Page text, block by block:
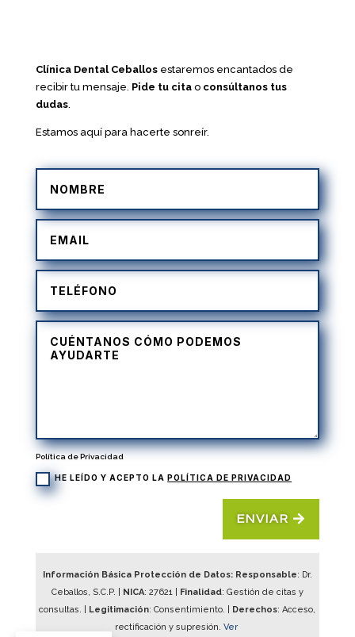
Clínica Dental Ceballosestaremos encantados de
recibir tu mensaje. Pide tu citao consúltanos tus
dudas.
Estamos aquí para hacerte sonreír.
Política de Privacidad
HE LEÍDO Y ACEPTO LA POLÍTICA DE PRIVACIDAD
ENVIAR
Información Básica Protección de Datos: Responsable: Dr.
Ceballos, S.C.P. |
NICA: 27621| Finalidad: Gestión de citas y
consultas. |
Legitimación: Consentimiento. | Derechos: Acceso,
rectificación y supresión. Ver